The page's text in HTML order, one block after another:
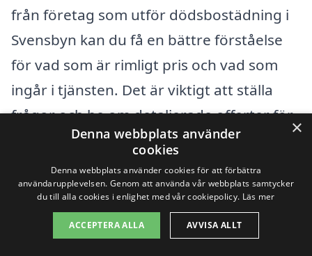
från företag som utför dödsbostädning i
Svensbyn kan du få en bättre förståelse
för vad som är rimligt pris och vad som
ingår i tjänsten. Det är viktigt att ställa
frågor och be om detaljerade offerter för
att säkerställa att du väljer den bästa
lösningen för din situation. Att använda
en plattform som hjälper dig att enkelt
samla in flera erbjudanden kan spara
både tid och pengar, samtidigt som det
×
Denna webbplats använder
cookies
Denna webbplats använder cookies för att förbättra
användarupplevelsen. Genom att använda vår webbplats samtycker
du till alla cookies i enlighet med vår cookiepolicy. Läs mer
ACCEPTERA ALLA AVVISA ALLT